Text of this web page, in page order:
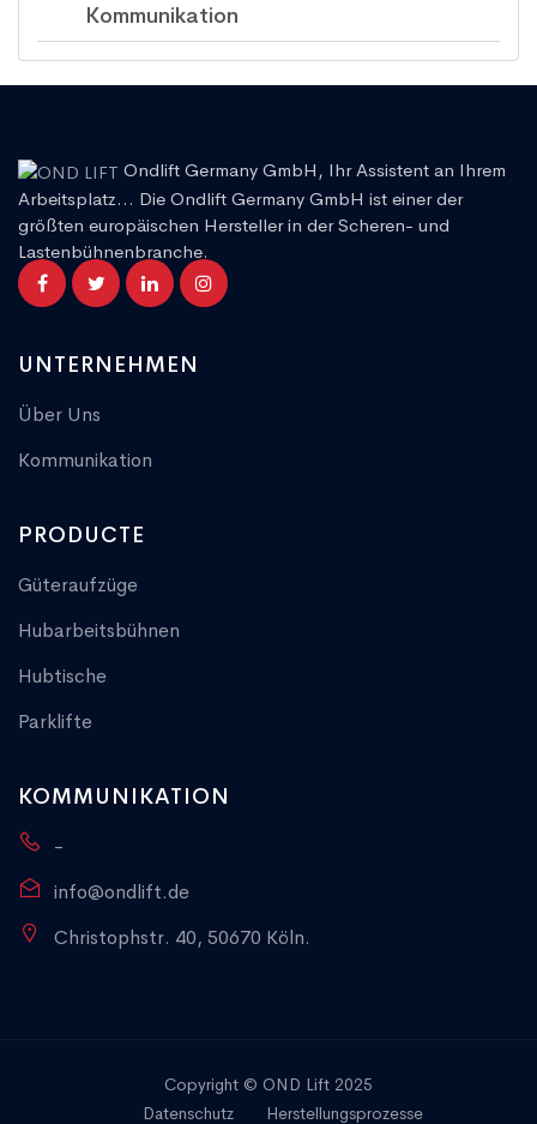
Kommunikation
Ondlift Germany GmbH, Ihr Assistent an Ihrem
Arbeitsplatz... Die Ondlift Germany GmbH ist einer der
größten europäischen Hersteller in der Scheren- und
Lastenbühnenbranche.
UNTERNEHMEN
Über Uns
Kommunikation
PRODUCTE
Güteraufzüge
Hubarbeitsbühnen
Hubtische
Parklifte
KOMMUNIKATION
-
info@ondlift.de
Christophstr. 40, 50670 Köln.
Copyright © OND Lift 2025
Datenschutz
Herstellungsprozesse